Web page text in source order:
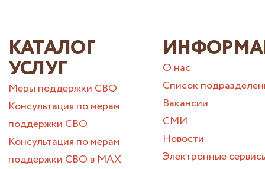
КАТАЛОГ
УСЛУГ
Меры поддержки СВО
Консультация по мерам
поддержки СВО
Консультация по мерам
поддержки СВО в МАХ
О нас
Список
Вакансии
СМИ
Новости
Электронные